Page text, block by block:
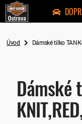
Úvod Dámské tílko
Dámské